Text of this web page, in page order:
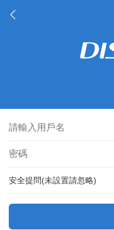
安全提問(未設置請忽略)